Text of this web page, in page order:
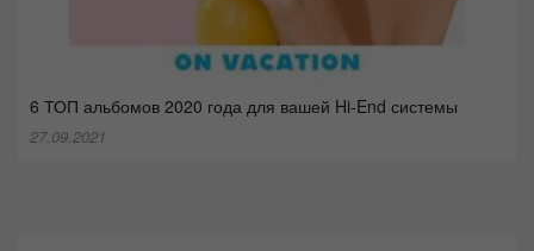
6 ТОП альбомов 2020 года для вашей Hi-End системы
27.09.2021